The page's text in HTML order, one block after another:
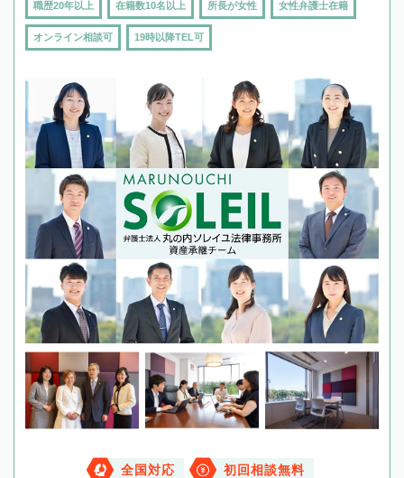
職歴20年以上 在籍数10名以上 所長が女性 女性弁護士在籍
オンライン相談可 19時以降TEL可
全国対応 初回相談無料